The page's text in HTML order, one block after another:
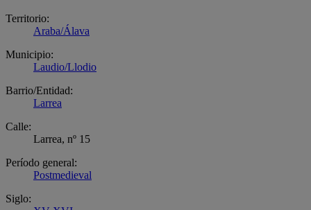
Territorio:
Araba/Álava
Municipio:
Laudio/Llodio
Barrio/Entidad:
Larrea
Calle:
Larrea, nº 15
Período general:
Postmedieval
Siglo: